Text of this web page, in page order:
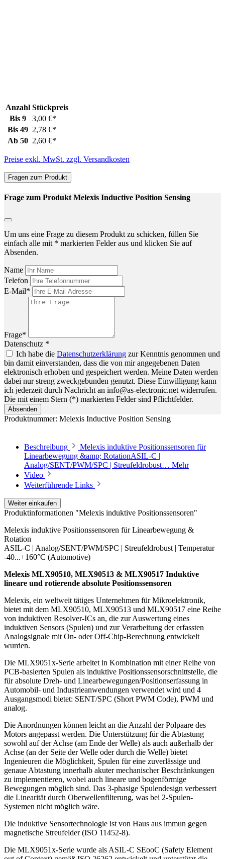
Anzahl Stückpreis
Bis 9
3,00 €*
Bis 49 2,78 €*
Ab 50 2,60 €*
Preise exkl. MwSt. zzgl. Versandkosten
Fragen zum Produkt
Frage zum Produkt Melexis Inductive Position Sensing
Um uns eine Frage zu diesem Produkt zu schicken, füllen Sie
einfach alle mit * markierten Felder aus und klicken Sie auf
Absenden.
Name
Telefon
E-Mail*
Frage*
Datenschutz *
Ich habe die Datenschutzerklärung zur Kenntnis genommen und
bin damit einverstanden, dass die von mir angegebenen Daten
elektronisch erhoben und gespeichert werden. Meine Daten werden
dabei nur streng zweckgebunden genutzt. Diese Einwilligung kann
ich jederzeit durch Nachricht an info@as-electronic.net widerrufen.
Die mit einem Stern (*) markierten Felder sind Pflichtfelder.
Absenden
Produktnummer: Melexis Inductive Position Sensing
Beschreibung
Melexis induktive Positionssensoren für
Linearbewegung &amp; RotationASIL-C |
Analog/SENT/PWM/SPC | Streufeldrobust… Mehr
Video
Weiterführende Links
Weiter einkaufen
Produktinformationen "Melexis induktive Positionssensoren"
Melexis induktive Positionssensoren für Linearbewegung &
Rotation
ASIL-C | Analog/SENT/PWM/SPC | Streufeldrobust | Temperatur
-40...+160°C (Automotive)
Melexis MLX90510, MLX90513 & MLX90517 Induktive
lineare und rotierende absolute Positionssensoren
Melexis, ein weltweit tätiges Unternehmen für Mikroelektronik,
bietet mit dem MLX90510, MLX90513 und MLX90517 eine Reihe
von induktiven Resolver-ICs an, die zur Auswertung eines
induktiven Sensors (Spulen) und zur Verarbeitung der erfassten
Analogsignale mit On- oder Off-Chip-Berechnung entwickelt
wurden.
Die MLX9051x-Serie arbeitet in Kombination mit einer Reihe von
PCB-basierten Spulen als induktive Positionssensorschnittstelle, die
für absolute Dreh- und Linearbewegungen/Positionserfassung in
Automobil- und Industrieanwendungen verwendet wird und 4
Ausgangsmodi bietet: SENT/SPC (Short PWM Code), PWM und
analog.
Die Anordnungen können leicht an die Anzahl der Polpaare des
Motors angepasst werden. Die Unterstützung für die Abtastung
sowohl auf der Achse (am Ende der Welle) als auch außerhalb der
Achse (an der Seite der Welle oder durch die Welle) bietet
Ingenieuren die Möglichkeit, Spulen für eine zuverlässige und
genaue Abtastung innerhalb akuter mechanischer Beschränkungen
zu implementieren, wobei auch lineare und bogenförmige
Bewegungen möglich sind. Das 3-phasige Spulendesign verbessert
die Linearität durch Oberwellenfilterung, was bei 2-Spulen-
Systemen nicht möglich wäre.
Die induktive Sensortechnologie ist von Haus aus immun gegen
magnetische Streufelder (ISO 11452-8).
Die MLX9051x-Serie wurde als ASIL-C SEooC (Safety Element